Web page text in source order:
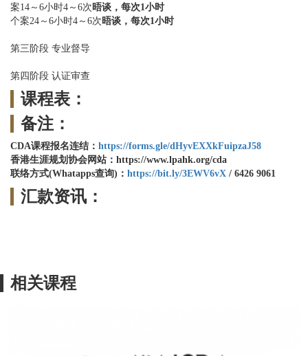
案14～6小时4～6次晤谈，每次1小时
个案24～6小时4～6次晤谈，每次1小时
第三阶段 专业督导
第四阶段 认证审查
课程表：
备注：
CDA课程报名连结： https://forms.gle/dHyvEXXkFuipzaJ58
香港生涯规划协会网站：https://www.lpahk.org/cda
联络方式(Whatapps查询)： https://bit.ly/3EWV6vX / 6426 9061
汇款资讯：
相关课程